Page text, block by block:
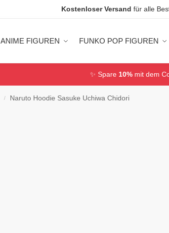
Kostenloser Versand für alle
ANIME FIGUREN FUNKO POP FIGUREN
✨ Spare 10% mit dem
/ Naruto Hoodie Sasuke Uchiwa Chidori